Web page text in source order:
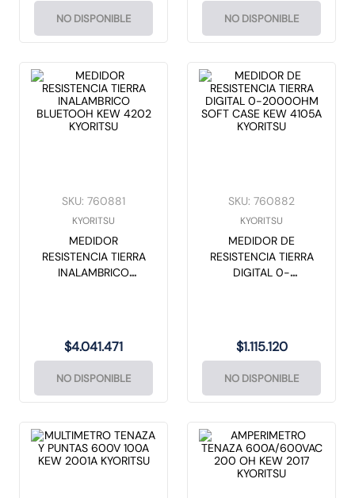
NO DISPONIBLE NO DISPONIBLE
SKU: 760881
KYORITSU
MEDIDOR
RESISTENCIA TIERRA
INALAMBRICO
$4.041.471
NO DISPONIBLE
SKU: 760882
KYORITSU
MEDIDOR DE
RESISTENCIA TIERRA
DIGITAL 0-
$1.115.120
NO DISPONIBLE